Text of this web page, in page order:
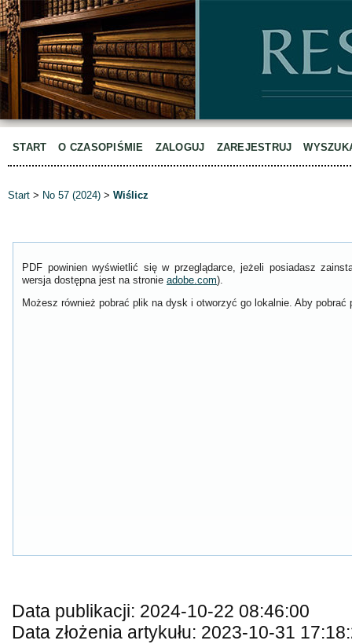
START O CZASOPIŚMIE ZALOGUJ ZAREJESTRUJ
Start > No 57 (2024) > Wiślicz
PDF powinien wyświetlić się w przeglądarce, jeżeli posiadasz
wersja dostępna jest na stronie adobe.com).
Możesz również pobrać plik na dysk i otworzyć go lokalnie. Aby
Data publikacji: 2024-10-22 08:46:00
Data złożenia artykułu: 2023-10-31